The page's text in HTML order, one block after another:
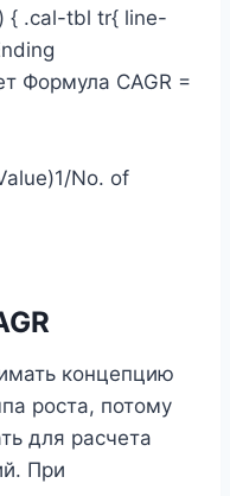
{ .cal-tbl tr{ line-
Формула CAGR =
No. of
концепцию
роста, потому
для расчета
При